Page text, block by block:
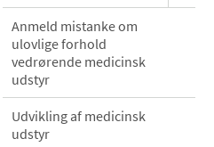
Anmeld mistanke om
ulovlige forhold
vedrørende medicinsk
udstyr
Udvikling af medicinsk
udstyr